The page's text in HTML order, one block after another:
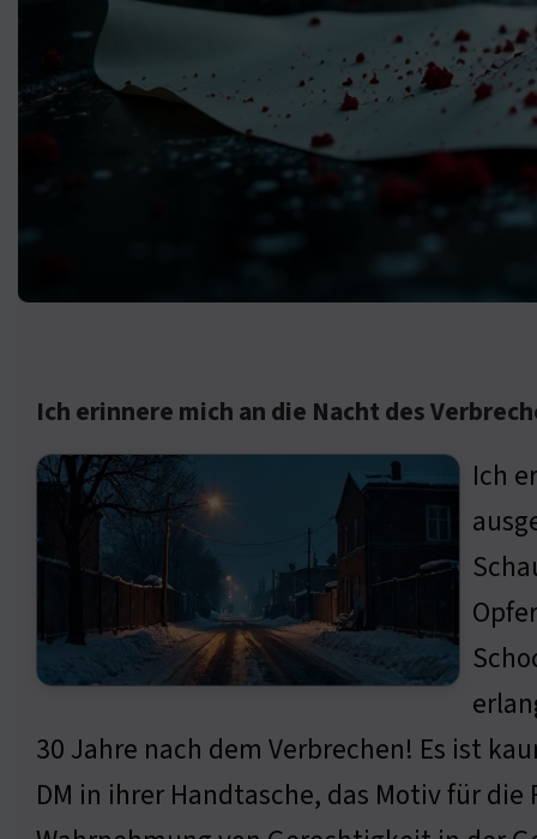
Ich erinnere mich an die Nacht des
Ich
30 Jahre nach dem Verbrechen! Es ist
DM in ihrer Handtasche, das Motiv für